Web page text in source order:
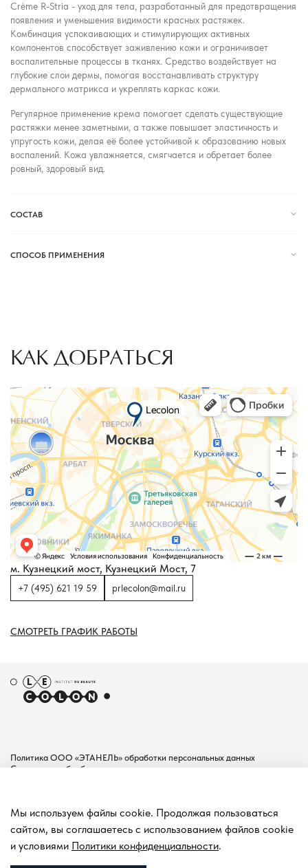
Crème R-Stria - уход для тела, разработанный для предотвращения
появления и уменьшения видимости красных растяжек.
Комбинация успокаивающих и стимулирующих активных
компонентов способствует заживлению кожи и ограничивает
воспалительные процессы в тканях. Средство воздействует на
глубокие слои дермы, помогая восстанавливать структуру
дермального матрикса и укреплять каркас кожи.
Регулярное применение крема помогает сделать существующие
растяжки менее заметными, а также повышает эластичность и
упругость кожи, делая её более устойчивой к образованию новых
воспалений. Кожа увлажняется, смягчается и обретает более
ровный, здоровый вид.
СОСТАВ
СПОСОБ ПРИМЕНЕНИЯ
м. Кузнецкий мост, Кузнецкий Мост, 7
+7 (495) 621 19 59 prlecolon@mail.ru
СМОТРЕТЬ ГРАФИК РАБОТЫ
КАК ДОБРАТЬСЯ
Политика ООО «ЭТАНЕЛЬ» обработки персональных данных
Согласие на обработку персональных данных
Контакты
Покупателям
Мы используем файлы cookie. Продолжая пользоваться
сайтом, вы соглашаетесь с использованием файлов cookie
и условиями Политики конфиденциальности.